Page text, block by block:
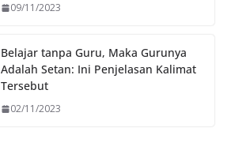
09/11/2023
Belajar tanpa Guru, Maka Gurunya
Adalah Setan: Ini Penjelasan Kalimat
Tersebut
02/11/2023